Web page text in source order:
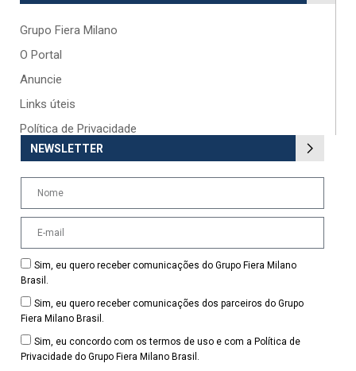
Grupo Fiera Milano
O Portal
Anuncie
Links úteis
Política de Privacidade
NEWSLETTER
Sim, eu quero receber comunicações do Grupo Fiera Milano
Brasil.
Sim, eu quero receber comunicações dos parceiros do Grupo
Fiera Milano Brasil.
Sim, eu concordo com os termos de uso e com a Política de
Privacidade do Grupo Fiera Milano Brasil.